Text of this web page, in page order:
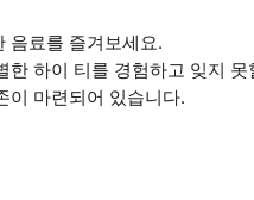
음료를 즐겨보세요.
하이 티를 경험하고 잊지
이 마련되어 있습니다.